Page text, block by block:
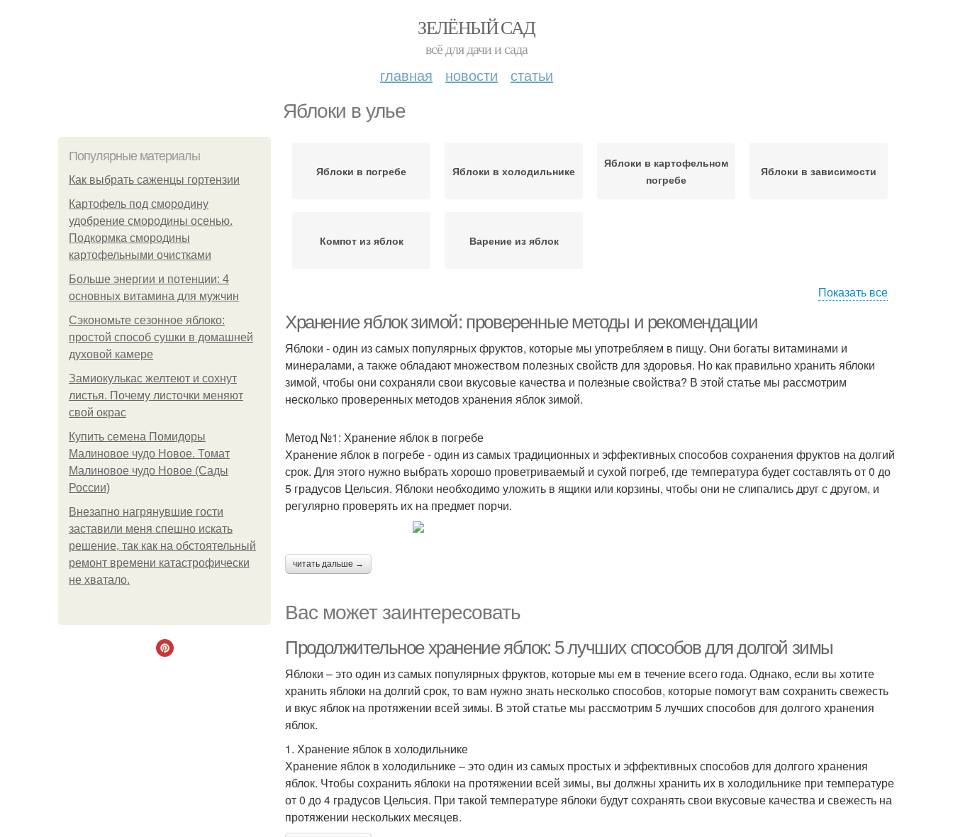
ЗЕЛЁНЫЙ САД
всё для дачи и сада
главная новости статьи
Яблоки в улье
Популярные материалы
Как выбрать саженцы гортензии
Картофель под смородину
удобрение смородины осенью.
Подкормка смородины
картофельными очистками
Больше энергии и потенции: 4
основных витамина для мужчин
Сэкономьте сезонное яблоко:
простой способ сушки в домашней
духовой камере
Замиокулькас желтеют и сохнут
листья. Почему листочки меняют
свой окрас
Купить семена Помидоры
Малиновое чудо Новое. Томат
Малиновое чудо Новое (Сады
России)
Внезапно нагрянувшие гости
заставили меня спешно искать
решение, так как на обстоятельный
ремонт времени катастрофически
не хватало.
Яблоки в погребе Яблоки в холодильнике
Яблоки в картофельном
погребе
Яблоки в зависимости
Компот из яблок Варение из яблок
Показать все
Хранение яблок зимой: проверенные методы и рекомендации
Яблоки - один из самых популярных фруктов, которые мы употребляем в пищу. Они богаты витаминами и
минералами, а также обладают множеством полезных свойств для здоровья. Но как правильно хранить яблоки
зимой, чтобы они сохраняли свои вкусовые качества и полезные свойства? В этой статье мы рассмотрим
несколько проверенных методов хранения яблок зимой.
Метод №1: Хранение яблок в погребе
Хранение яблок в погребе - один из самых традиционных и эффективных способов сохранения фруктов на долгий
срок. Для этого нужно выбрать хорошо проветриваемый и сухой погреб, где температура будет составлять от 0 до
5 градусов Цельсия. Яблоки необходимо уложить в ящики или корзины, чтобы они не слипались друг с другом, и
регулярно проверять их на предмет порчи.
читать дальше →
Вас может заинтересовать
Продолжительное хранение яблок: 5 лучших способов для долгой зимы
Яблоки – это один из самых популярных фруктов, которые мы ем в течение всего года. Однако, если вы хотите
хранить яблоки на долгий срок, то вам нужно знать несколько способов, которые помогут вам сохранить свежесть
и вкус яблок на протяжении всей зимы. В этой статье мы рассмотрим 5 лучших способов для долгого хранения
яблок.
1. Хранение яблок в холодильнике
Хранение яблок в холодильнике – это один из самых простых и эффективных способов для долгого хранения
яблок. Чтобы сохранить яблоки на протяжении всей зимы, вы должны хранить их в холодильнике при температуре
от 0 до 4 градусов Цельсия. При такой температуре яблоки будут сохранять свои вкусовые качества и свежесть на
протяжении нескольких месяцев.